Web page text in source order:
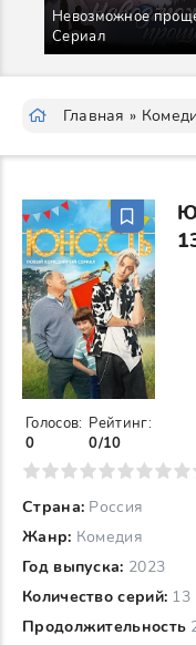
Невозможное
Сериал
Главная »
Страна: Россия
Жанр: Комедия
Год выпуска: 2023
Количество серий: 13
Продолжительность
Голосов:
0
Рейтинг:
0/10
7 8 9 10